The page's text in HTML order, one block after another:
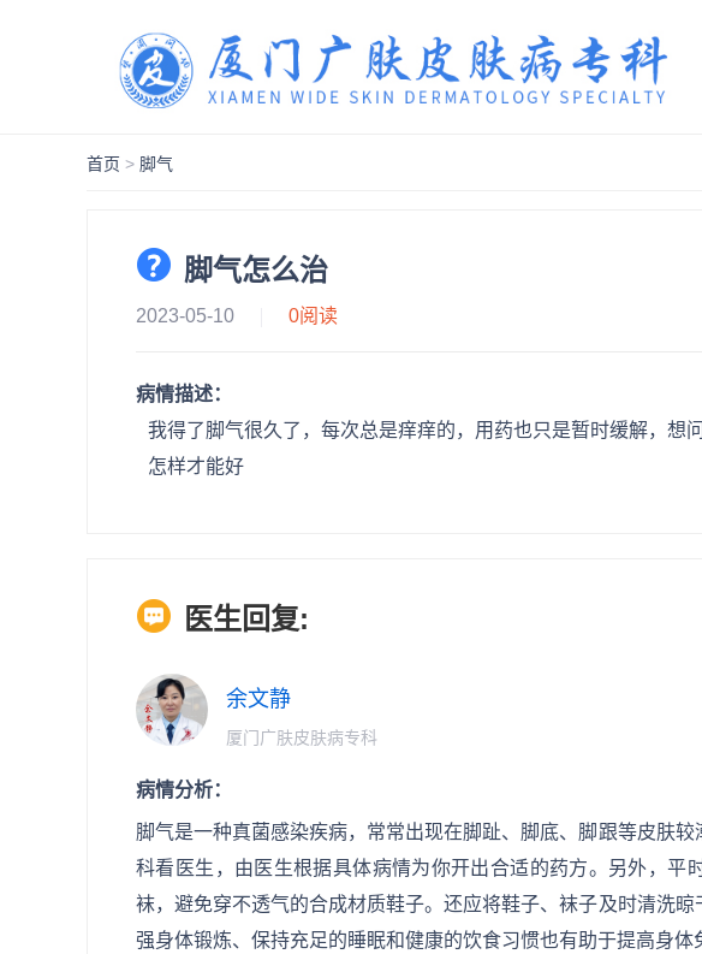
首页 > 脚气
脚气怎么治
2023-05-10 0阅读
病情描述：
我得了脚气很久了，每次总是痒痒的，用药也只是暂时缓解，想
怎样才能好
医生回复:
余文静
厦门广肤皮肤病专科
病情分析：
脚气是一种真菌感染疾病，常常出现在脚趾、脚底、脚跟等皮肤
科看医生，由医生根据具体病情为你开出合适的药方。另外，平
袜，避免穿不透气的合成材质鞋子。还应将鞋子、袜子及时清洗
强身体锻炼、保持充足的睡眠和健康的饮食习惯也有助于提高身体